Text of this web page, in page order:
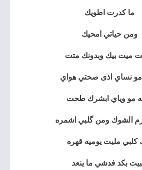
ما كدرت اطويك
ومن حياتي امحيك
ميت بيك وبدونك متت
مو نساي اذى صحتي هواي
مو وياي ابشرك طحت
الشوك ومن گلبي اشمره
مليت يوميه قهره
بكد فدشي ما ينعد